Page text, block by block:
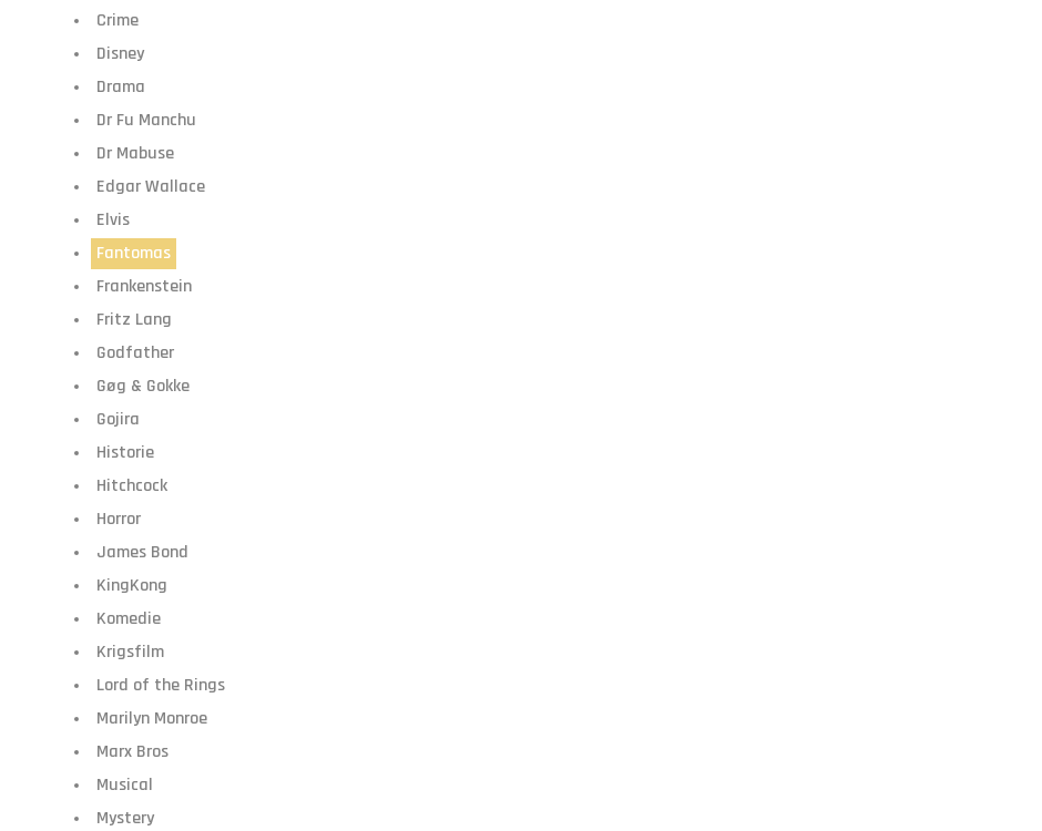
Crime
Disney
Drama
Dr Fu Manchu
Dr Mabuse
Edgar Wallace
Elvis
Fantomas
Frankenstein
Fritz Lang
Godfather
Gøg & Gokke
Gojira
Historie
Hitchcock
Horror
James Bond
KingKong
Komedie
Krigsfilm
Lord of the Rings
Marilyn Monroe
Marx Bros
Musical
Mystery